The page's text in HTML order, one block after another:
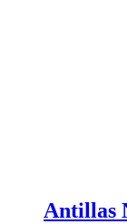
Antillas